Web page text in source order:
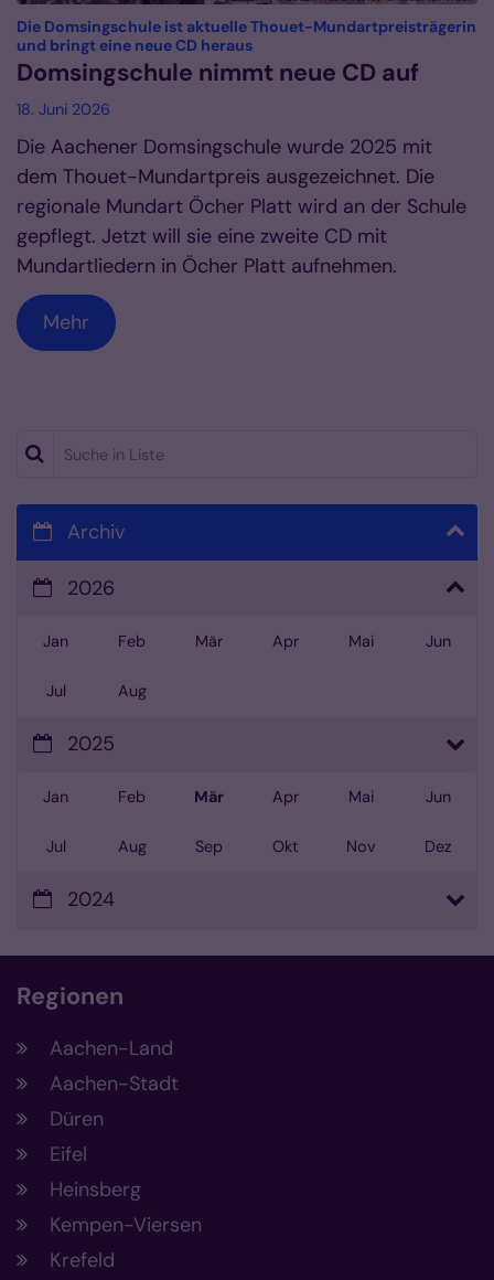
Die Domsingschule ist aktuelle Thouet-Mundartpreisträgerin
und bringt eine neue CD heraus:
Domsingschule nimmt neue CD auf
18. Juni 2026
Die Aachener Domsingschule wurde 2025 mit
dem Thouet-Mundartpreis ausgezeichnet. Die
regionale Mundart Öcher Platt wird an der Schule
gepflegt. Jetzt will sie eine zweite CD mit
Mundartliedern in Öcher Platt aufnehmen.
Mehr
Suche in Liste
Archiv
2026
Jan Feb Mär Apr Mai Jun
Jul Aug
2025
Jan Feb Mär Apr Mai Jun
Jul Aug Sep Okt Nov Dez
2024
Regionen
Aachen-Land
Aachen-Stadt
Düren
Eifel
Heinsberg
Kempen-Viersen
Krefeld